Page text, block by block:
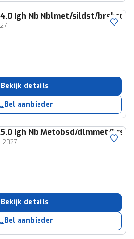
Igh Nb Nblmet/sildst/brshcp M
Bekijk details
Bel aanbieder
5.0 Igh Nb Metobsd/dlmmet/
2027
Bekijk details
Bel aanbieder